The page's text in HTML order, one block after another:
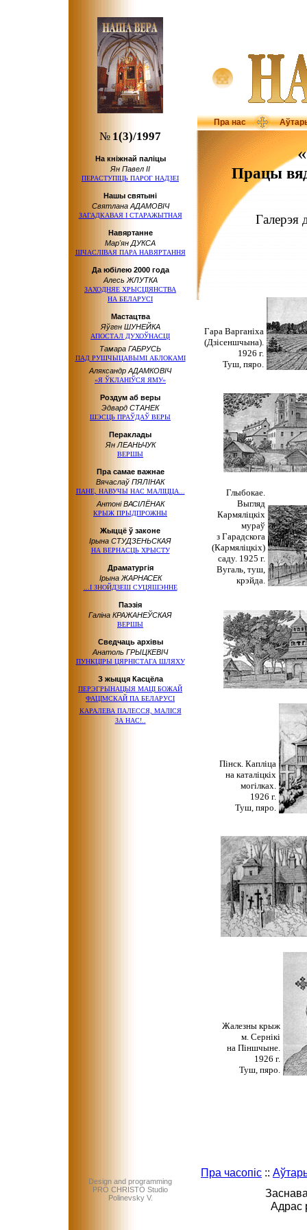
Пра нас
№ 1(3)/1997
На кніжнай паліцы
Ян Павел ІІ
ПЕРАСТУПІЦЬ ПАРОГ НАДЗЕІ
Нашы святыні
Святлана АДАМОВІЧ
ЗАГАДКАВАЯ І СТАРАЖЫТНАЯ
Навяртанне
Мар'ян ДУКСА
ШЧАСЛІВАЯ ПАРА НАВЯРТАННЯ
Да юбілею 2000 года
Алесь ЖЛУТКА
ЗАХОДНЯЕ ХРЫСЦІЯНСТВА
НА БЕЛАРУСІ
Мастацтва
Яўген ШУНЕЙКА
АПОСТАЛ ДУХОЎНАСЦІ
Тамара ГАБРУСЬ
ПАД РУШЧЫЦАВЫМІ АБЛОКАМІ
Аляксандр АДАМКОВІЧ
«Я ЎКЛАНІЎСЯ ЯМУ»
Роздум аб веры
Эдвард СТАНЕК
ШЭСЦЬ ПРАЎДАЎ ВЕРЫ
Пераклады
Ян ЛЕАНЬЧУК
ВЕРШЫ
Пра самае важнае
Вячаслаў ПЯЛІНАК
ПАНЕ, НАВУЧЫ НАС МАЛІЦЦА...
Антоні ВАСІЛЁНАК
КРЫЖ ПРЫДПРОЖНЫ
Жыццё ў законе
Ірына СТУДЗЕНЬСКАЯ
НА ВЕРНАСЦЬ ХРЫСТУ
Драматургія
Ірына ЖАРНАСЕК
...І ЗНОЙДЗЕШ СУЦЯШЭННЕ
Паэзія
Галіна КРАЖАНЕЎСКАЯ
ВЕРШЫ
Сведчаць архівы
Анатоль ГРЫЦКЕВІЧ
ПУНКЦІРЫ ЦЯРНІСТАГА ШЛЯХУ
З жыцця Касцёла
ПЕРЭГРЫНАЦЫЯ МАЦІ БОЖАЙ
ФАЦІМСКАЙ ПА БЕЛАРУСІ
КАРАЛЕВА ПАЛЕССЯ, МАЛІСЯ
ЗА НАС!..
Працы
Гара Варганіха
(Дзісеншчына).
1926 г.
Туш, пяро.
Глыбокае.
Выгляд
Кармяліцкіх
мураў
з Гарадскога
(Кармяліцкіх)
саду. 1925 г.
Вугаль, туш,
крэйда.
Пінск. Капліца
на каталіцкіх
могілках.
1926 г.
Туш, пяро.
Жалезны крыж
м. Сернікі
на Піншчыне.
1926 г.
Туш, пяро.
Design and programming
PRO CHRISTO Studio
Polinevsky V.
Пра часопіс ::
Адрас